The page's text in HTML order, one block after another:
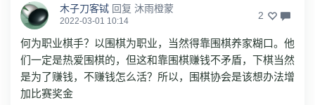
木子刀客铽 回复 沐雨橙蒙
2022-03-01 10:14 2
何为职业棋手？以围棋为职业，当然得靠围棋养家糊口。他
们一定是热爱围棋的，但这和靠围棋赚钱不矛盾，下棋当然
是为了赚钱，不赚钱怎么活？所以，围棋协会是该想办法增
加比赛奖金